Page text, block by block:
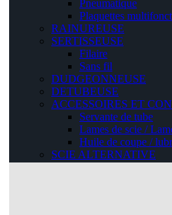
Pneumatique
Plaquettes
RAINUREUSE
SERTISSEUSE
Filaire
Sans fil
DUDGEONNEUSE
DETUBEUSE
ACCESSOIRES ET
Servante de tube
Lames de scie /
Huile de coupe /
SCIE ALTERNATIVE